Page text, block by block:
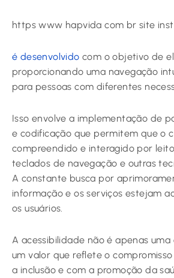
https www hapvida com br site
é desenvolvido com o objetivo de
proporcionando uma navegação
para pessoas com diferentes
Isso envolve a implementação de
e codificação que permitem que o
compreendido e interagido por
teclados de navegação e outras
A constante busca por
informação e os serviços estejam
os usuários.
A acessibilidade não é apenas uma
um valor que reflete o
a inclusão e com a promoção da